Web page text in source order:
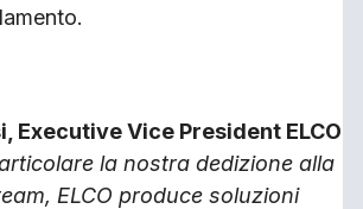
Executive Vice President ELCO
la nostra dedizione alla
ELCO produce soluzioni